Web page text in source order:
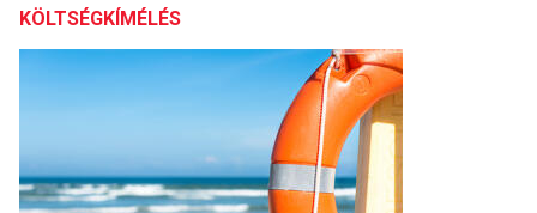
KÖLTSÉGKÍMÉLÉS